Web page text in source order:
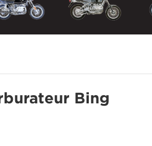
Bing